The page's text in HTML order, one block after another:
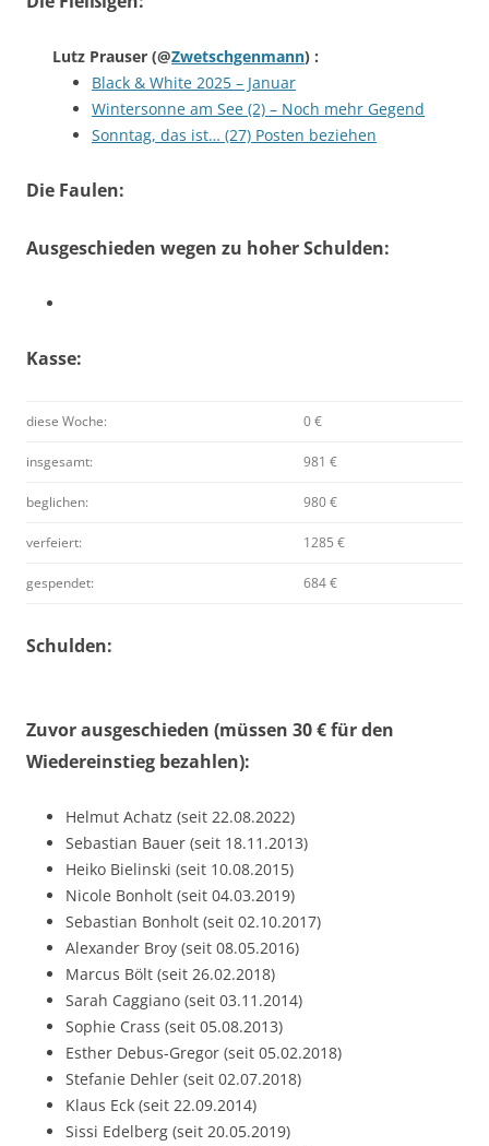
Lutz Prauser (@Zwetschgenmann) :
Black & White 2025 – Januar
Wintersonne am See (2) – Noch mehr Gegend
Sonntag, das ist… (27) Posten beziehen
Die Faulen:
Ausgeschieden wegen zu hoher Schulden:
Kasse:
diese Woche: 0 €
insgesamt: 981 €
beglichen: 980 €
verfeiert: 1285 €
gespendet: 684 €
Schulden:
Zuvor ausgeschieden (müssen 30 € für den
Wiedereinstieg bezahlen):
Helmut Achatz (seit 22.08.2022)
Sebastian Bauer (seit 18.11.2013)
Heiko Bielinski (seit 10.08.2015)
Nicole Bonholt (seit 04.03.2019)
Sebastian Bonholt (seit 02.10.2017)
Alexander Broy (seit 08.05.2016)
Marcus Bölt (seit 26.02.2018)
Sarah Caggiano (seit 03.11.2014)
Sophie Crass (seit 05.08.2013)
Esther Debus-Gregor (seit 05.02.2018)
Stefanie Dehler (seit 02.07.2018)
Klaus Eck (seit 22.09.2014)
Sissi Edelberg (seit 20.05.2019)